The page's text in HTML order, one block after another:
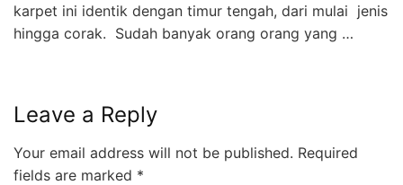
karpet ini identik dengan timur tengah, dari mulai jenis
hingga corak. Sudah banyak orang orang yang …
Leave a Reply
Your email address will not be published. Required
fields are marked *